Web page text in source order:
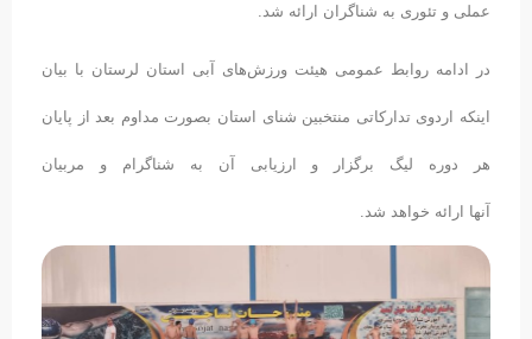
عملی و تئوری به شناگران ارائه شد.
در ادامه روابط عمومی هیئت ورزش‌های آبی استان لرستان با بیان
اینکه اردوی تدارکاتی منتخبین شنای استان بصورت مداوم بعد از پایان
هر دوره لیگ برگزار و ارزیابی آن به شناگرام و مربیان
آنها ارائه خواهد شد.